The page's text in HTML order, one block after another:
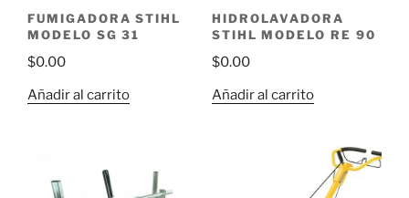
FUMIGADORA STIHL
MODELO SG 31
$0.00
Añadir al carrito
HIDROLAVADORA
STIHL MODELO RE 90
$0.00
Añadir al carrito